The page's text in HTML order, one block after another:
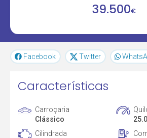
39.500€
Facebook Twitter
Características
Carroçaria
Clássico
Cilindrada